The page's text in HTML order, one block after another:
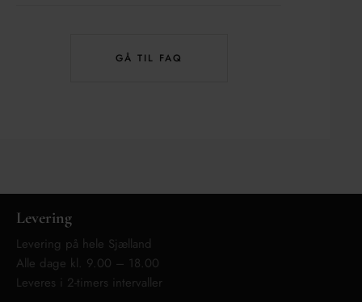
GÅ TIL FAQ
Levering
Levering på hele Sjælland
Alle dage kl. 9.00 – 18.00
Leveres i 2-timers intervaller